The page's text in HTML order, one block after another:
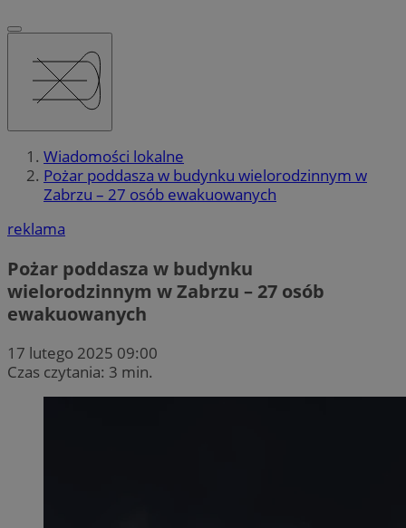
Wiadomości lokalne
Pożar poddasza w budynku wielorodzinnym w
Zabrzu – 27 osób ewakuowanych
reklama
Pożar poddasza w budynku
wielorodzinnym w Zabrzu – 27 osób
ewakuowanych
17 lutego 2025 09:00
Czas czytania: 3 min.